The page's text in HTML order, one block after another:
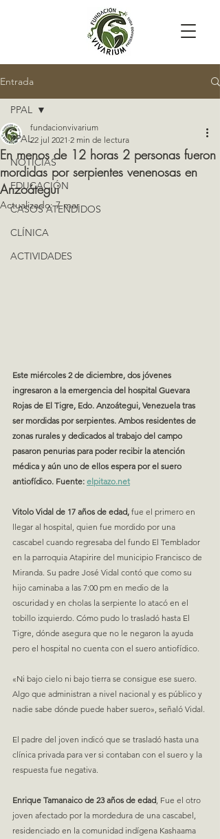
Entrada
PPAL
NOTICIAS
EDUCACIÓN
CASOS ATENDIDOS
CLÍNICA
ACTIVIDADES
PPAL
En menos de 12 horas 2 personas fueron
mordidas por serpientes venenosas en
Anzoátegui
fundacionvivarium
22 jul 2021 2 min de lectura
Actualizado:7 mar
Este miércoles 2 de diciembre, dos jóvenes
ingresaron a la emergencia del hospital Guevara
Rojas de El Tigre, Edo. Anzoátegui, Venezuela tras
ser mordidas por serpientes. Ambos residentes de
zonas rurales y dedicados al trabajo del campo
pasaron penurias para poder recibir la atención
médica y aún uno de ellos espera por el suero
antiofídico. Fuente: elpitazo.net
Vitolo Vidal de 17 años de edad, fue el primero en
llegar al hospital, quien fue mordido por una
cascabel cuando regresaba del fundo El Temblador
en la parroquia Atapirire del municipio Francisco de
Miranda. Su padre José Vidal contó que como su
hijo caminaba a las 7:00 pm en medio de la
oscuridad y en cholas la serpiente lo atacó en el
tobillo izquierdo. Cómo pudo lo trasladó hasta El
Tigre, dónde asegura que no le negaron la ayuda
pero el hospital no cuenta con el suero antiofídico.
«Ni bajo cielo ni bajo tierra se consigue ese suero.
Algo que administran a nivel nacional y es público y
nadie sabe dónde puede haber suero», señaló Vidal.
El padre del joven indicó que se trasladó hasta una
clínica privada para ver si contaban con el suero y la
respuesta fue negativa.
Enrique Tamanaico de 23 años de edad , Fue el otro
joven afectado por la mordedura de una cascabel,
residenciado en la comunidad indígena Kashaama